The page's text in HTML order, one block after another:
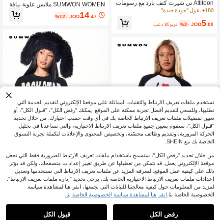
Attitoon تي شيرت كتف بارد مع رسومات
السيارة والشعار
180+ يقول "جودة جيدة"
JOD5.00
%2- بعد الكوبون
6
SUMWON Women
SUMWON WOMEN قميص تي شيرت
JOD8.23
%9-
SUMWON WOMEN ملابس علوية بياقة
بولو طويلة الأكمام مخططة مع طباعة أرق
ام مثالية للخريف والشتاء للملابس الكاجو
JOD14 .47
%12-
4
SUMWON Women
SUMWON WOMEN تي شيرت قصير الأ
كمام مطبوع عليه نص بيان "صديقة نجم ال
JOD10.83
%15-
نستخدم ملفات تعريف الارتباط والتقنيات المماثلة على موقعنا الإلكتروني لتقديم الخدمة التي
تطلبها، وللسعي لتقديم أفضل تجربة ممكنة على الموقع. يمكنك "رفض الكل"، "قبول الكل"، أو
تعيين تفضيلات ملفات تعريف الارتباط الخاصة بك في أي وقت حسب اختيارك. من خلال تحديد
"قبول الكل"، سنقوم بتعيين جميع ملفات تعريف الارتباط الاختيارية، والتي تساعدنا في تحليل
الحركة المرورية، وتقديم وظائف محسّنة، وتخصيص المحتوى والإعلانات لتكملة تجربة التسوق
الخاصة بك مع SHEIN.
من خلال تحديد "رفض الكل"، ستسمح باستخدام ملفات تعريف الارتباط الضرورية فقط التي تجعل
موقعنا الإلكتروني يعمل. قد تتمكن من تعطيلها عن طريق تغيير إعدادات متصفحك، ولكن قد يؤثر
ذلك على كيفية عمل الموقع. لمعرفة المزيد عن ملفات تعريف الارتباط التي نستخدمها وتعديل
إعدادات ملفات تعريف الارتباط الاختيارية الخاصة بك، يرجى تحديد "إدارة ملفات تعريف الارتباط".
لمزيد من المعلومات حول كيفية معالجتنا للبيانات التي نجمعها، انقر هنا لمشاهدة سياسة
الخصوصية الخاصة بنا. انقر هنا لمشاهدة سياسة الخصوصية الخاصة بنا.
رفض الكل قبول الكل